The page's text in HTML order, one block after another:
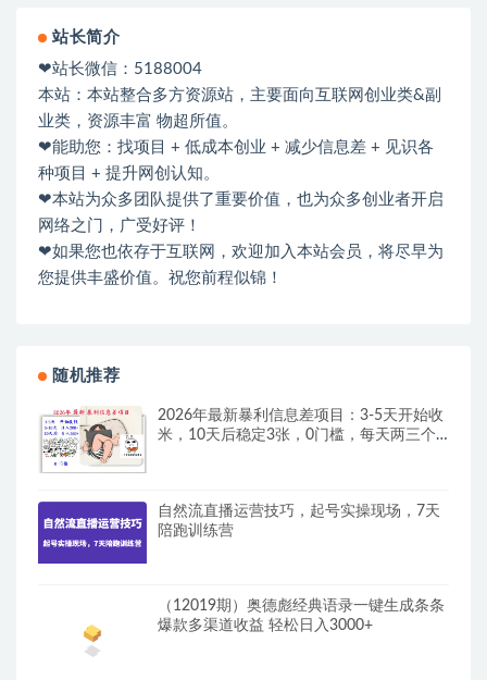
站长简介
❤站长微信：5188004
本站：本站整合多方资源站，主要面向互联网创业类&副
业类，资源丰富 物超所值。
❤能助您：找项目 + 低成本创业 + 减少信息差 + 见识各
种项目 + 提升网创认知。
❤本站为众多团队提供了重要价值，也为众多创业者开启
网络之门，广受好评！
❤如果您也依存于互联网，欢迎加入本站会员，将尽早为
您提供丰盛价值。祝您前程似锦！
随机推荐
2026年最新暴利信息差项目：3-5天开始收
米，10天后稳定3张，0门槛，每天两三个
自然流直播运营技巧，起号实操现场，7天
陪跑训练营
（12019期）奥德彪经典语录一键生成条条
爆款多渠道收益 轻松日入3000+